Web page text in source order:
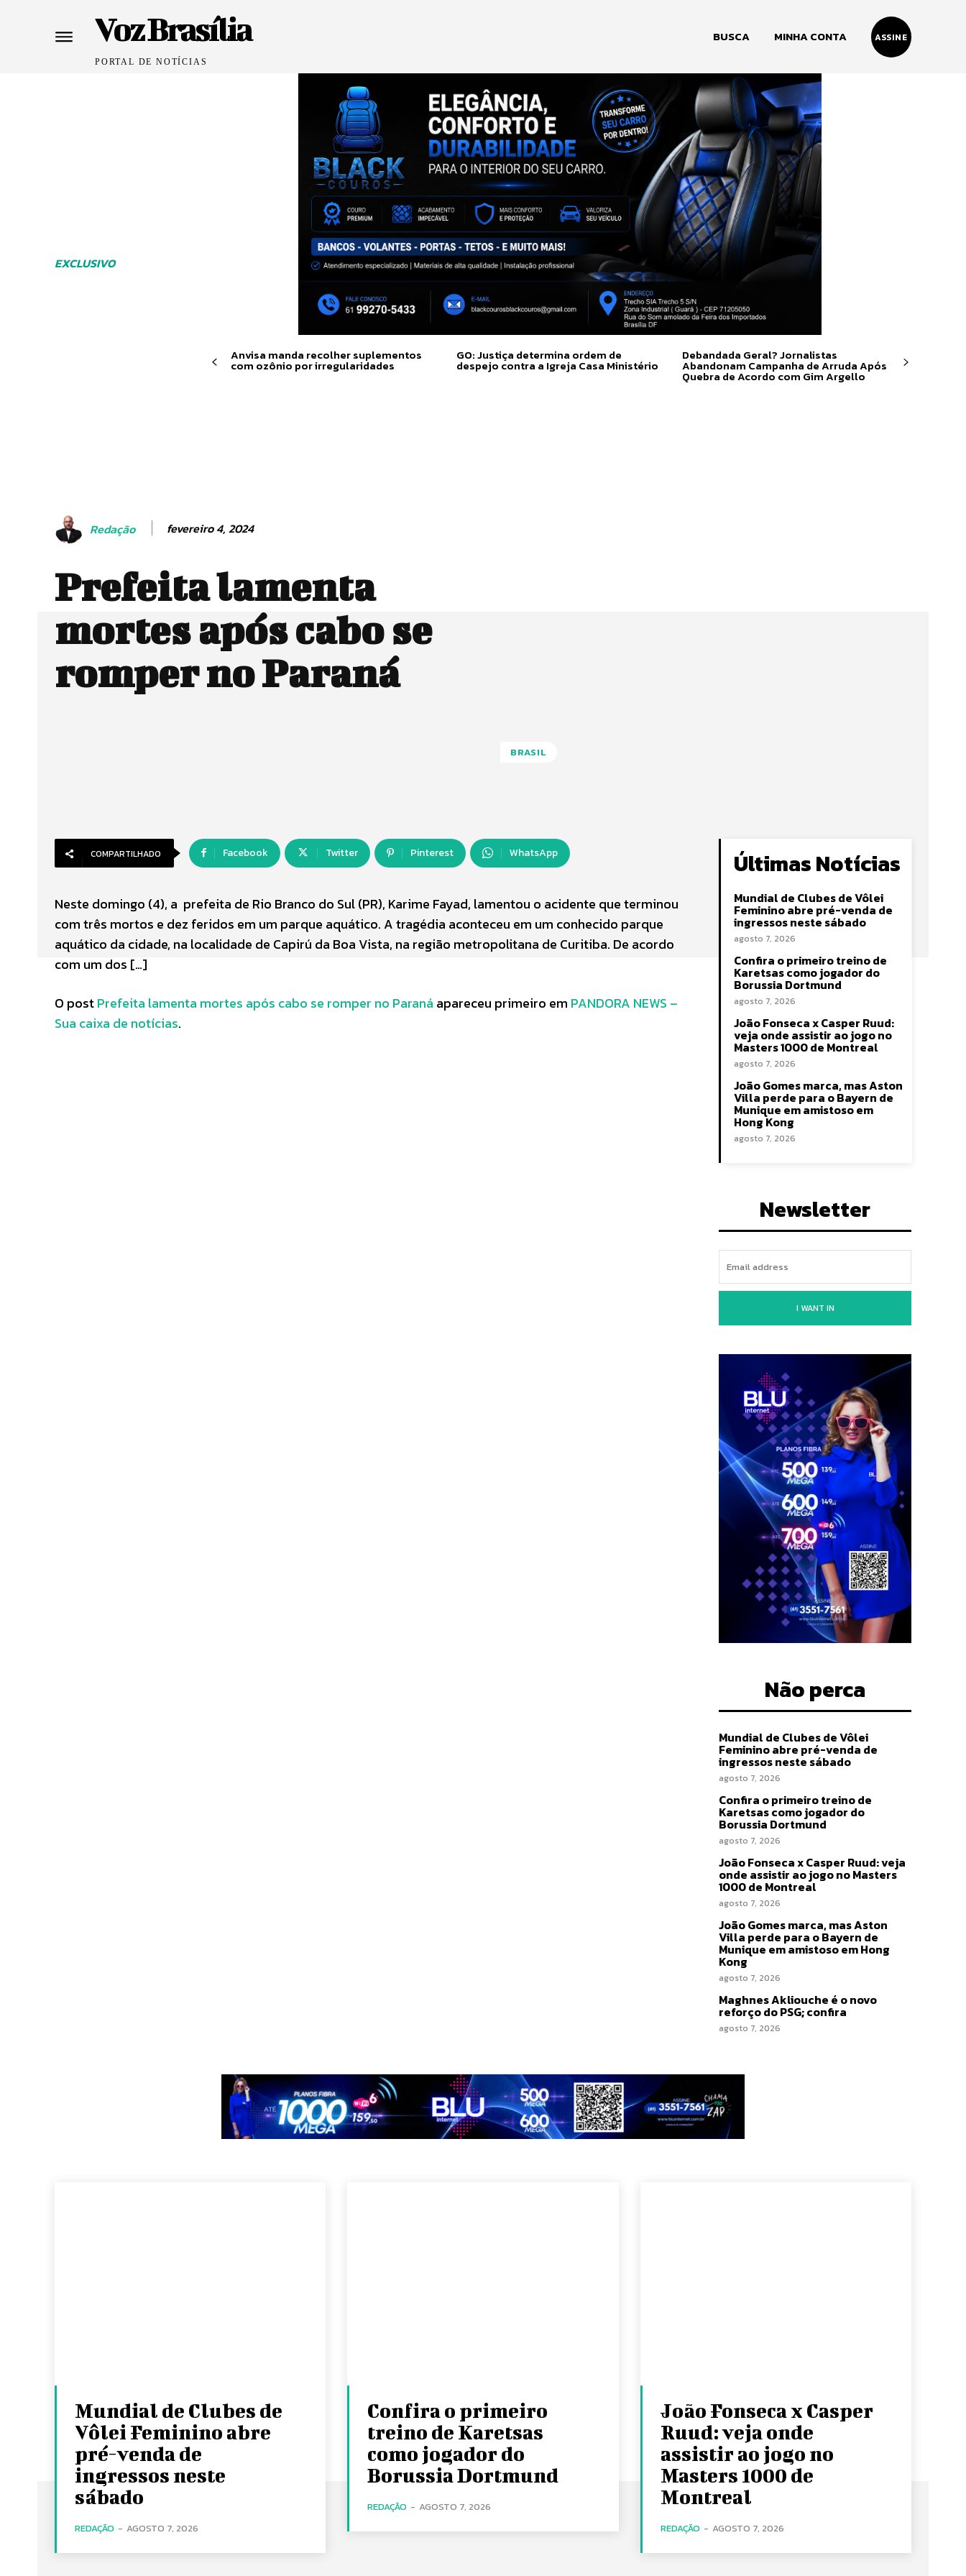
Voz Brasília
PORTAL DE NOTÍCIAS
BUSCA MINHA CONTA ASSINE
EXCLUSIVO
Anvisa manda recolher suplementos
com ozônio por irregularidades
GO: Justiça determina ordem de
despejo contra a Igreja Casa Ministério
Debandada Geral? Jornalistas
Abandonam Campanha de Arruda Após
Quebra de Acordo com Gim Argello
Redação fevereiro 4, 2024
Prefeita lamenta
mortes após cabo se
romper no Paraná
BRASIL
COMPARTILHADO Facebook Twitter Pinterest WhatsApp
Neste domingo (4), a prefeita de Rio Branco do Sul (PR), Karime Fayad, lamentou o acidente que terminou
com três mortos e dez feridos em um parque aquático. A tragédia aconteceu em um conhecido parque
aquático da cidade, na localidade de Capirú da Boa Vista, na região metropolitana de Curitiba. De acordo
com um dos […]
O postPrefeita lamenta mortes após cabo se romper no Paraná apareceu primeiro em PANDORA NEWS –
Sua caixa de notícias.
Últimas Notícias
Mundial de Clubes de Vôlei
Feminino abre pré-venda de
ingressos neste sábado
agosto 7, 2026
Confira o primeiro treino de
Karetsas como jogador do
Borussia Dortmund
agosto 7, 2026
João Fonseca x Casper Ruud:
veja onde assistir ao jogo no
Masters 1000 de Montreal
agosto 7, 2026
João Gomes marca, mas Aston
Villa perde para o Bayern de
Munique em amistoso em
Hong Kong
agosto 7, 2026
Newsletter
I WANT IN
Não perca
Mundial de Clubes de Vôlei
Feminino abre pré-venda de
ingressos neste sábado
agosto 7, 2026
Confira o primeiro treino de
Karetsas como jogador do
Borussia Dortmund
agosto 7, 2026
João Fonseca x Casper Ruud: veja
onde assistir ao jogo no Masters
1000 de Montreal
agosto 7, 2026
João Gomes marca, mas Aston
Villa perde para o Bayern de
Munique em amistoso em Hong
Kong
agosto 7, 2026
Maghnes Akliouche é o novo
reforço do PSG; confira
agosto 7, 2026
Mundial de Clubes de
Vôlei Feminino abre
pré-venda de
ingressos neste
sábado
REDAÇÃO - AGOSTO 7, 2026
Confira o primeiro
treino de Karetsas
como jogador do
Borussia Dortmund
REDAÇÃO - AGOSTO 7, 2026
João Fonseca x Casper
Ruud: veja onde
assistir ao jogo no
Masters 1000 de
Montreal
REDAÇÃO - AGOSTO 7, 2026